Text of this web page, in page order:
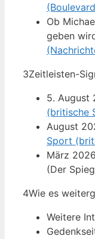
Ob
geben
3Zeitleisten-
5. August
(britische
August
Sport
März
(Der
4Wie es
Weitere